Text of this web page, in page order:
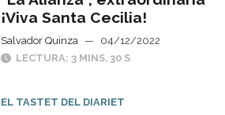
¡Viva Santa Cecilia!
Salvador Quinza —
04/12/2022
LECTURA: 3 MINS, 30 S
EL TASTET DEL DIARIET